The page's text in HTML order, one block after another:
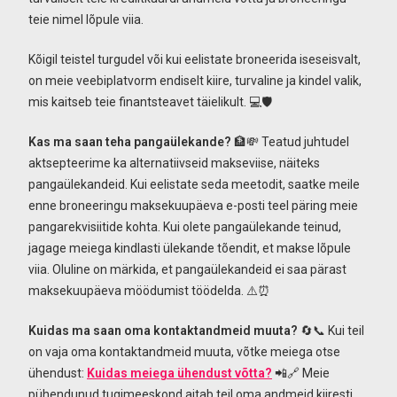
teie nimel lõpule viia.
Kõigil teistel turgudel või kui eelistate broneerida iseseisvalt,
on meie veebiplatvorm endiselt kiire, turvaline ja kindel valik,
mis kaitseb teie finantsteavet täielikult. 💻🛡️
Kas ma saan teha pangaülekande? 🏦💸 Teatud juhtudel
aktsepteerime ka alternatiivseid makseviise, näiteks
pangaülekandeid. Kui eelistate seda meetodit, saatke meile
enne broneeringu maksekuupäeva e-posti teel päring meie
pangarekvisiitide kohta. Kui olete pangaülekande teinud,
jagage meiega kindlasti ülekande tõendit, et makse lõpule
viia. Oluline on märkida, et pangaülekandeid ei saa pärast
maksekuupäeva möödumist töödelda. ⚠️⏰
Kuidas ma saan oma kontaktandmeid muuta? 🔄📞 Kui teil
on vaja oma kontaktandmeid muuta, võtke meiega otse
ühendust: Kuidas meiega ühendust võtta? 📲🔗 Meie